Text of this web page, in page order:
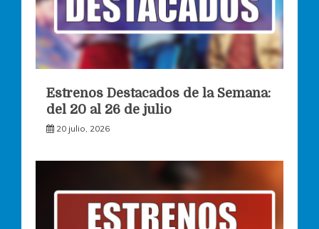
Estrenos Destacados de la Semana:
del 20 al 26 de julio
20 julio, 2026